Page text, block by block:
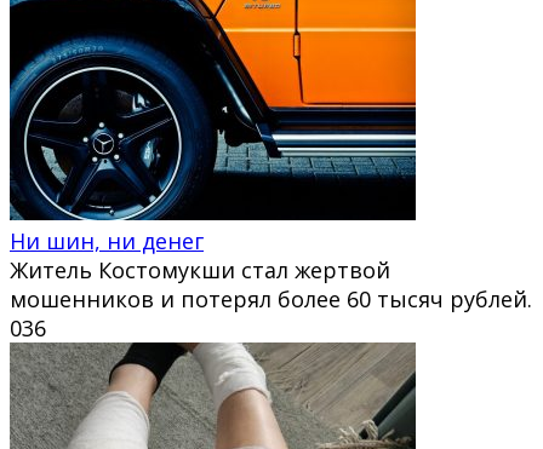
Ни шин, ни денег
Житель Костомукши стал жертвой
мошенников и потерял более 60 тысяч рублей.
036